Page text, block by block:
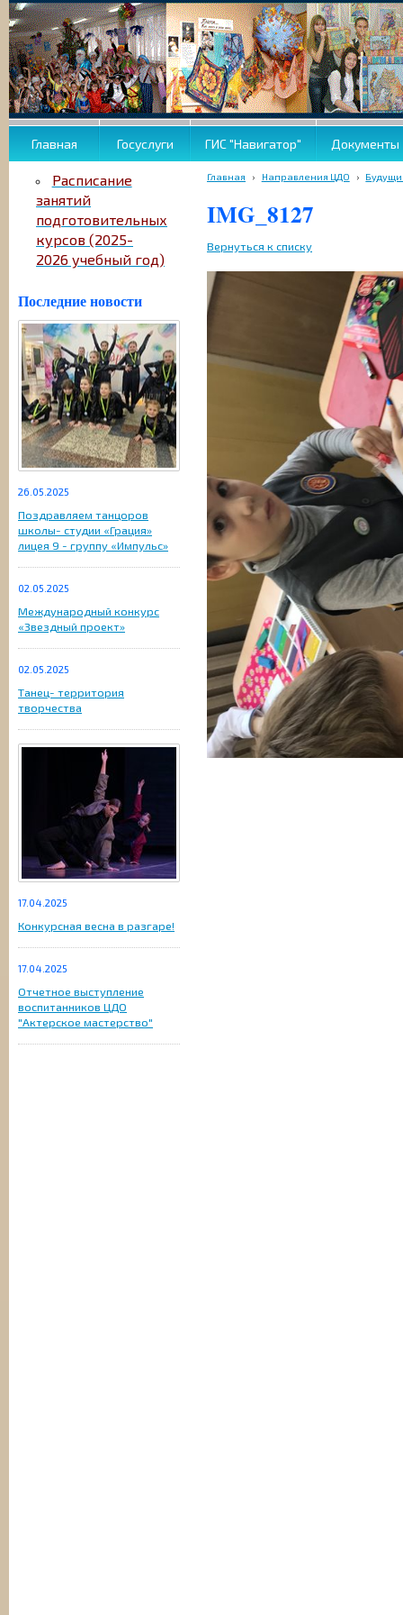
Главная Госуслуги ГИС "Навигатор" Документы
Расписание
занятий
подготовительных
курсов (2025-
2026 учебный год)
Последние новости
26.05.2025
Поздравляем танцоров
школы- студии «Грация»
лицея 9 - группу «Импульс»
02.05.2025
Международный конкурс
«Звездный проект»
02.05.2025
Танец- территория
творчества
17.04.2025
Конкурсная весна в разгаре!
17.04.2025
Отчетное выступление
воспитанников ЦДО
"Актерское мастерство"
Главная › Направления ЦДО ›
IMG_8127
Вернуться к списку